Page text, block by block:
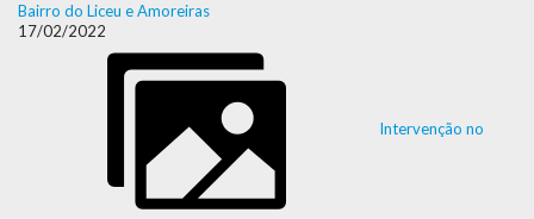
Bairro do Liceu e Amoreiras
17/02/2022
Intervenção no